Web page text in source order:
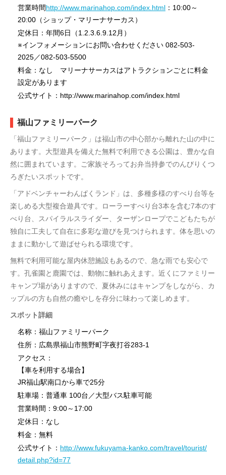
営業時間http://www.marinahop.com/index.html ：10:00～
20:00（ショップ・マリーナサーカス）
定休日：年間6日（1.2.3.6.9.12月）
※インフォメーションにお問い合わせください 082-503-
2025／082-503-5500
料金：なし マリーナサーカスはアトラクションごとに料金
設定があります
公式サイト：http://www.marinahop.com/index.html
福山ファミリーパーク
「福山ファミリーパーク」は福山市の中心部から離れた山の中に
あります。大型遊具を備えた無料で利用できる公園は、豊かな自
然に囲まれています。ご家族そろってお弁当持参でのんびりくつ
ろぎたいスポットです。
「アドベンチャーわんぱくランド」は、多種多様のすべり台等を
楽しめる大型複合遊具です。ローラーすべり台3本を含む7本のす
べり台、スパイラルスライダー、ターザンロープでこどもたちが
独自に工夫して自在に多彩な遊びを見つけられます。体を思いの
ままに動かして遊ばせられる環境です。
無料で利用可能な屋内休憩施設もあるので、急な雨でも安心で
す。孔雀園と鹿園では、動物に触れあえます。近くにファミリー
キャンプ場がありますので、夏休みにはキャンプをしながら、カ
ップルの方も自然の癒やしを存分に味わって楽しめます。
スポット詳細
名称：福山ファミリーパーク
住所：広島県福山市熊野町字夜打谷283-1
アクセス：
【車を利用する場合】
JR福山駅南口から車で25分
駐車場：普通車 100台／大型バス駐車可能
営業時間：9:00～17:00
定休日：なし
料金：無料
公式サイト： http://www.fukuyama-kanko.com/travel/tourist/
detail.php?id=77